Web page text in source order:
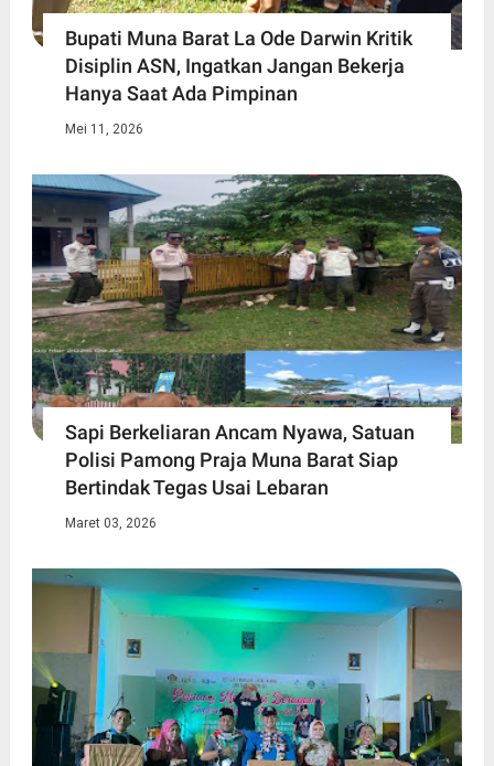
Bupati Muna Barat La Ode Darwin Kritik
Disiplin ASN, Ingatkan Jangan Bekerja
Hanya Saat Ada Pimpinan
Mei 11, 2026
Sapi Berkeliaran Ancam Nyawa, Satuan
Polisi Pamong Praja Muna Barat Siap
Bertindak Tegas Usai Lebaran
Maret 03, 2026